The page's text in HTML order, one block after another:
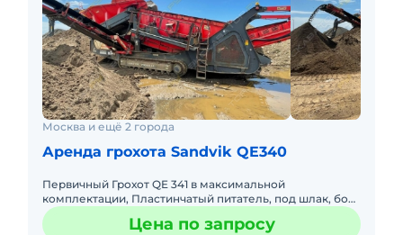
Москва и ещё 2 города
Аренда грохота Sandvik QE340
Первичный Грохот QE 341 в максимальной
комплектации, Пластинчатый питатель, под шлак, бой
бетона, карьер и тд. Двигатель САТ С4.4 механический,
ПроизводительЦена по запросу